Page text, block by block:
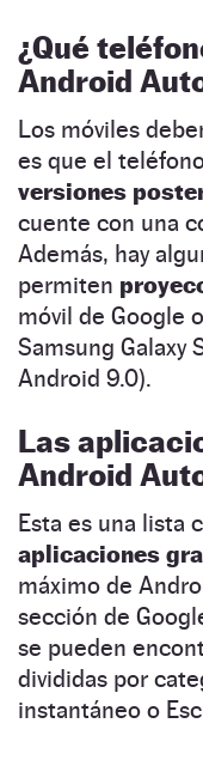
¿Qué
Android
Los móviles
es que el
versiones
cuente con una
Además, hay
permiten
móvil de Google
Samsung Galaxy
Android 9.0).
Las
Android
Esta es una lista
aplicaciones
máximo de
sección de
se pueden
divididas por
instantáneo o